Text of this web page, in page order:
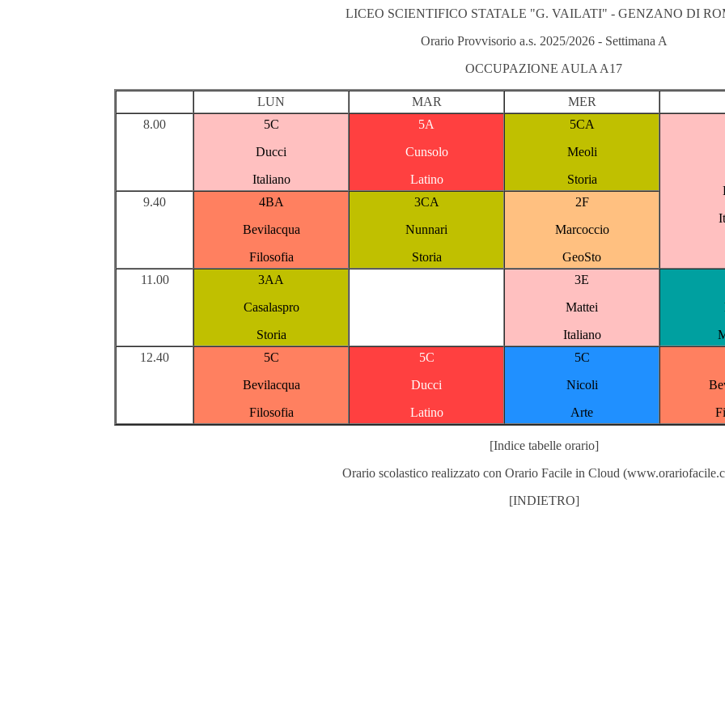
LICEO SCIENTIFICO STATALE "G. VAILATI" - GENZANO DI
Orario Provvisorio a.s. 2025/2026 - Settimana A
OCCUPAZIONE AULA A17
LUN MAR MER
8.00
5C
Ducci
Italiano
5A
Cunsolo
Latino
5CA
Meoli
Storia
9.40
4BA
Bevilacqua
Filosofia
3CA
Nunnari
Storia
2F
Marcoccio
GeoSto
11.00
3AA
Casalaspro
Storia
3E
Mattei
Italiano
12.40
5C
Bevilacqua
Filosofia
5C
Ducci
Latino
5C
Nicoli
Arte
[Indice tabelle orario]
Orario scolastico realizzato con Orario Facile in Cloud (
[INDIETRO]